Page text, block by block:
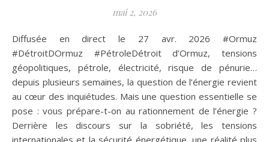
mai 2, 2026
Diffusée en direct le 27 avr. 2026 #Ormuz
#DétroitDOrmuz #PétroleDétroit d’Ormuz, tensions
géopolitiques, pétrole, électricité, risque de pénurie…
depuis plusieurs semaines, la question de l’énergie revient
au cœur des inquiétudes. Mais une question essentielle se
pose : vous prépare-t-on au rationnement de l’énergie ?
Derrière les discours sur la sobriété, les tensions